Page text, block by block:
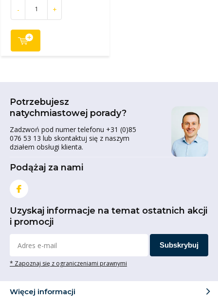
- +
Potrzebujesz
natychmiastowej porady?
Zadzwoń pod numer telefonu +31 (0)85
076 53 13 lub skontaktuj się z naszym
działem obsługi klienta.
Podążaj za nami
Uzyskaj informacje na temat ostatnich akcji
i promocji
Subskrybuj
* Zapoznaj się z ograniczeniami prawnymi
Więcej informacji